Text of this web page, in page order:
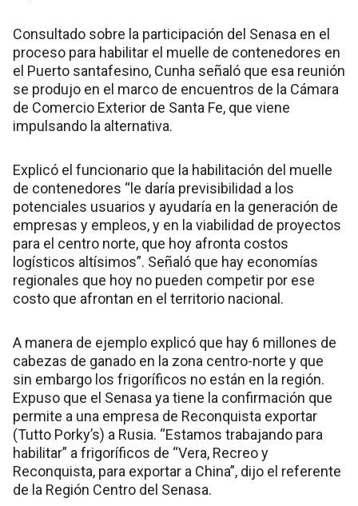
Consultado sobre la participación del Senasa en el
proceso para habilitar el muelle de contenedores en
el Puerto santafesino, Cunha señaló que esa reunión
se produjo en el marco de encuentros de la Cámara
de Comercio Exterior de Santa Fe, que viene
impulsando la alternativa.
Explicó el funcionario que la habilitación del muelle
de contenedores “le daría previsibilidad a los
potenciales usuarios y ayudaría en la generación de
empresas y empleos, y en la viabilidad de proyectos
para el centro norte, que hoy afronta costos
logísticos altísimos”. Señaló que hay economías
regionales que hoy no pueden competir por ese
costo que afrontan en el territorio nacional.
A manera de ejemplo explicó que hay 6 millones de
cabezas de ganado en la zona centro-norte y que
sin embargo los frigoríficos no están en la región.
Expuso que el Senasa ya tiene la confirmación que
permite a una empresa de Reconquista exportar
(Tutto Porky’s) a Rusia. “Estamos trabajando para
habilitar” a frigoríficos de “Vera, Recreo y
Reconquista, para exportar a China”, dijo el referente
de la Región Centro del Senasa.